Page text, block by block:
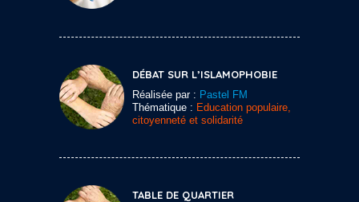
DÉBAT SUR L’ISLAMOPHOBIE
Réalisée par : Pastel FM
Thématique : Education populaire,
citoyenneté et solidarité
TABLE DE QUARTIER